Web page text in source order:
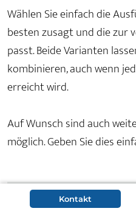
Wählen Sie einfach die
besten zusagt und die zur
passt. Beide Varianten
kombinieren, auch wenn
erreicht wird.
Auf Wunsch sind auch
möglich. Geben Sie dies
Gestell in der
Kontakt